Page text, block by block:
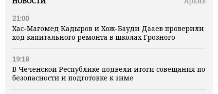
21:00
Хас-Магомед Кадыров и Хож-Бауди Дааев проверили
ход капитального ремонта в школах Грозного
19:18
В Чеченской Республике подвели итоги совещания по
безопасности и подготовке к зиме